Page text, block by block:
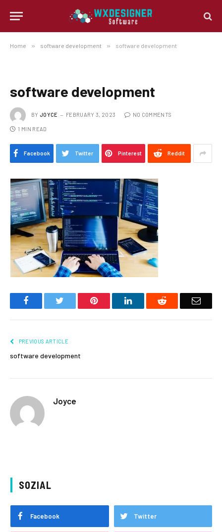
Home » software development » software development
software development
BY JOYCE FEBRUARY 3, 2023 NO COMMENTS
1 MIN READ
Facebook Twitter Pinterest Reddit
Facebook Pinterest LinkedIn Reddit Email
PREVIOUS ARTICLE
software development
Joyce
SOZIAL
Facebook Twitter